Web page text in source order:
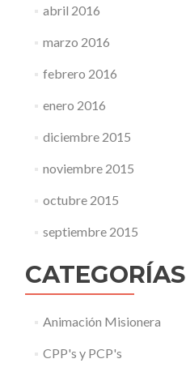
abril 2016
marzo 2016
febrero 2016
enero 2016
diciembre 2015
noviembre 2015
octubre 2015
septiembre 2015
CATEGORÍAS
Animación Misionera
CPP's y PCP's